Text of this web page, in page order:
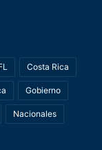
Costa Rica
Gobierno
Nacionales